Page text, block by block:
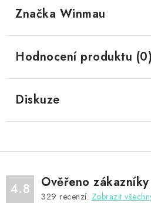
Značka Winmau
Hodnocení produktu (0)
Diskuze
4.8 Ověřeno zákazníky
329 recenzí. Zobrazit